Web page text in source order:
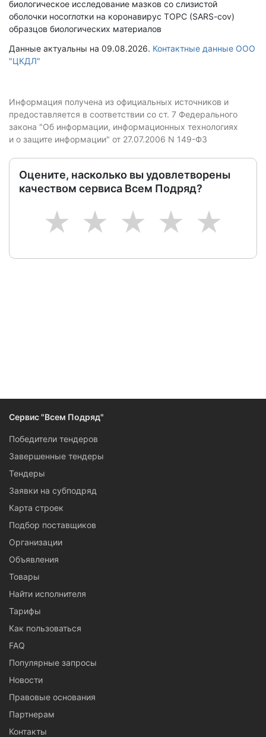
биологическое исследование мазков со слизистой
оболочки носоглотки на коронавирус TOPC (SARS-cov)
образцов биологических материалов
Данные актуальны на 09.08.2026. Контактные данные ООО
"ЦКДЛ"
Информация получена из официальных источников и
предоставляется в соответствии со ст. 7 Федерального
закона "Об информации, информационных технологиях
и о защите информации" от 27.07.2006 N 149-ФЗ
Оцените, насколько вы удовлетворены
качеством сервиса Всем Подряд?
5
4
3
2
1
Сервис "Всем Подряд"
Победители тендеров
Завершенные тендеры
Тендеры
Заявки на субподряд
Карта строек
Подбор поставщиков
Организации
Объявления
Товары
Найти исполнителя
Тарифы
Как пользоваться
FAQ
Популярные запросы
Новости
Правовые основания
Партнерам
Контакты